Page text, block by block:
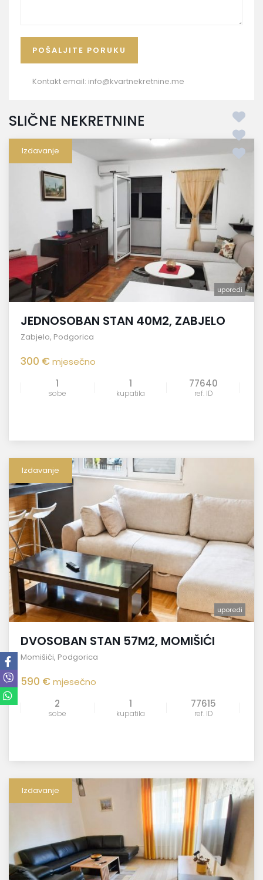
Kontakt email: info@kvartnekretnine.me
SLIČNE NEKRETNINE
Izdavanje
uporedi
JEDNOSOBAN STAN 40M2, ZABJELO
Zabjelo, Podgorica
300 €mjesečno
1
sobe
1
kupatila
77640
ref. ID
Izdavanje
uporedi
DVOSOBAN STAN 57M2, MOMIŠIĆI
Momišići, Podgorica
590 €mjesečno
2
sobe
1
kupatila
77615
ref. ID
Izdavanje